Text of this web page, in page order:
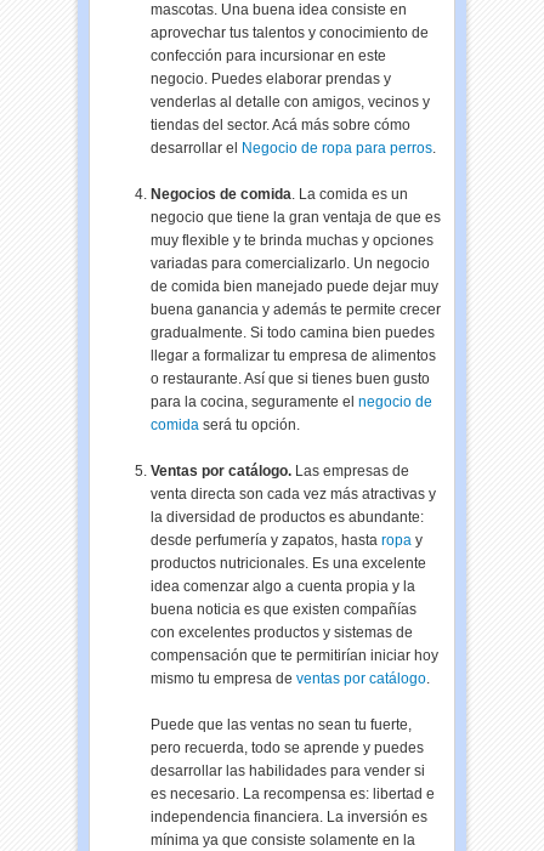
mascotas. Una buena idea consiste en
aprovechar tus talentos y conocimiento de
confección para incursionar en este
negocio. Puedes elaborar prendas y
venderlas al detalle con amigos, vecinos y
tiendas del sector. Acá más sobre cómo
desarrollar el
Negocio de ropa para perros.
Negocios de comida. La comida es un
negocio que tiene la gran ventaja de que es
muy flexible y te brinda muchas y opciones
variadas para comercializarlo. Un negocio
de comida bien manejado puede dejar muy
buena ganancia y además te permite crecer
gradualmente. Si todo camina bien puedes
llegar a formalizar tu empresa de alimentos
o restaurante. Así que si tienes buen gusto
para la cocina, seguramente elnegocio de
comida será tu opción.
Ventas por catálogo. Las empresas de
venta directa son cada vez más atractivas y
la diversidad de productos es abundante:
desde perfumería y zapatos, hastaropa y
productosnutricionales. Es una excelente
idea comenzar algo a cuenta propia y la
buena noticia es que existen compañías
con excelentes productos y sistemas de
compensación que te permitirían iniciar hoy
mismo tu empresa deventas por catálogo.
Puede que las ventas no sean tu fuerte,
pero recuerda, todo se aprende y puedes
desarrollar las habilidades para vender si
es necesario. La recompensa es: libertad e
independencia financiera. La inversión es
mínima ya que consiste solamente en la